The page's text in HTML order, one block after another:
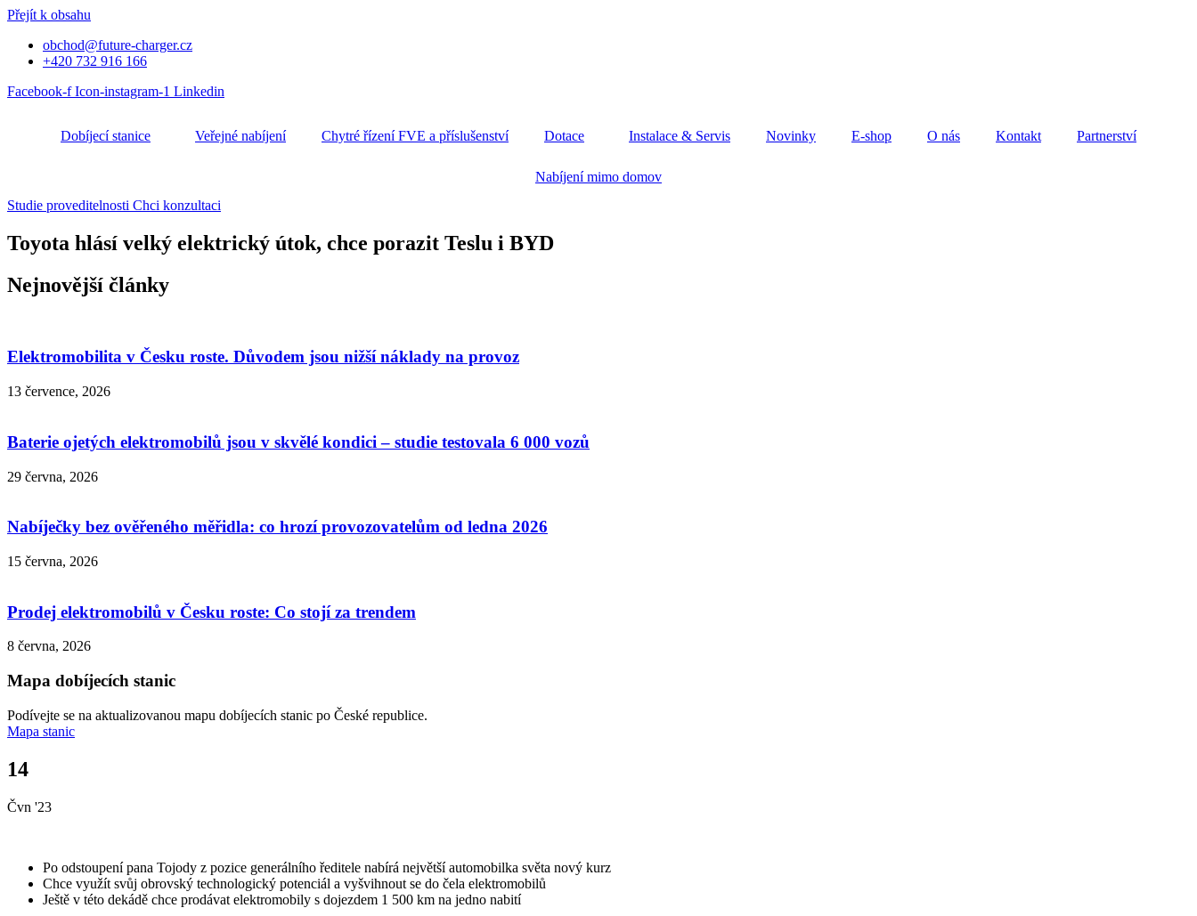
Přejít k obsahu
obchod@future-charger.cz
+420 732 916 166
Facebook-f Icon-instagram-1 Linkedin
Dobíjecí stanice Veřejné nabíjení Chytré řízení FVE a příslušenství Dotace Instalace & Servis Novinky E-shop O nás Kontakt Partnerství
Nabíjení mimo domov
Studie proveditelnosti Chci konzultaci
Toyota hlásí velký elektrický útok, chce porazit Teslu i BYD
Nejnovější články
Elektromobilita v Česku roste. Důvodem jsou nižší náklady na provoz
13 července, 2026
Baterie ojetých elektromobilů jsou v skvělé kondici – studie testovala 6 000 vozů
29 června, 2026
Nabíječky bez ověřeného měřidla: co hrozí provozovatelům od ledna 2026
15 června, 2026
Prodej elektromobilů v Česku roste: Co stojí za trendem
8 června, 2026
Mapa dobíjecích stanic
Podívejte se na aktualizovanou mapu dobíjecích stanic po České republice.
Mapa stanic
14
Čvn '23
Po odstoupení pana Tojody z pozice generálního ředitele nabírá největší automobilka světa nový kurz
Chce využít svůj obrovský technologický potenciál a vyšvihnout se do čela elektromobilů
Ještě v této dekádě chce prodávat elektromobily s dojezdem 1 500 km na jedno nabití